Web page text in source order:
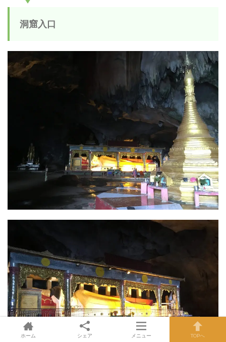
洞窟入口
ホーム シェア メニュー TOPへ